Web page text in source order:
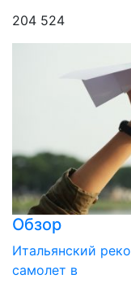
204 524
Обзор
Итальянский
самолет в